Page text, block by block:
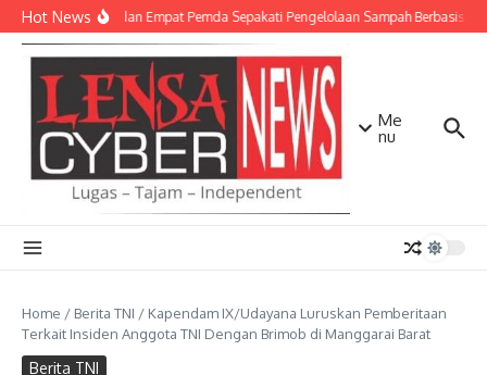
Lewati ke konten
Hot NewsTNI AD dan Empat Pemda Sepakati Pengelolaan Sampah Berbasis
Me
nu
Home / Berita TNI / Kapendam IX/Udayana Luruskan Pemberitaan
Terkait Insiden Anggota TNI Dengan Brimob di Manggarai Barat
Berita TNI